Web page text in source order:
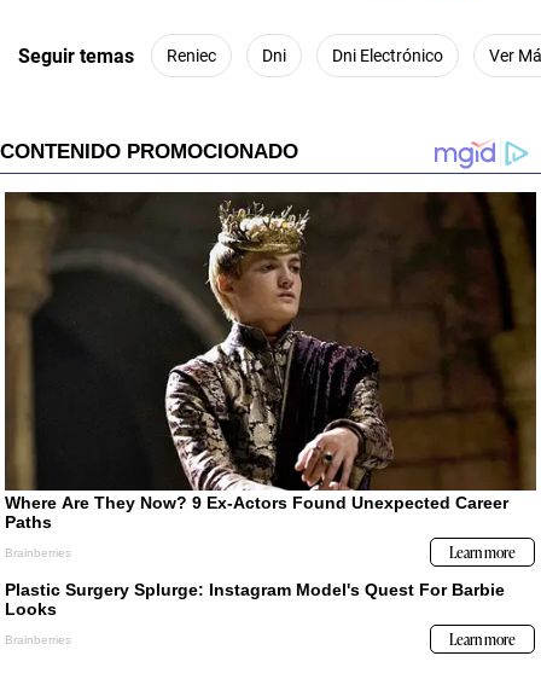
Seguir temas Reniec Dni Dni Electrónico Ver